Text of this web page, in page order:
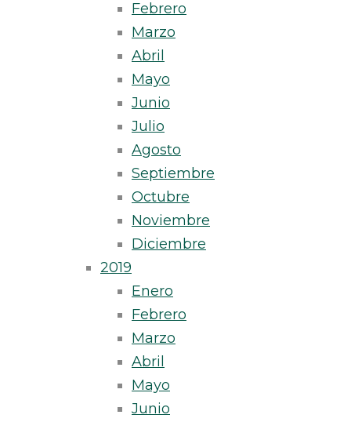
Febrero
Marzo
Abril
Mayo
Junio
Julio
Agosto
Septiembre
Octubre
Noviembre
Diciembre
2019
Enero
Febrero
Marzo
Abril
Mayo
Junio